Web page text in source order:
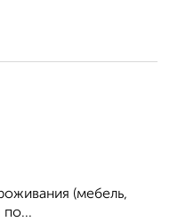
(мебель,
по...